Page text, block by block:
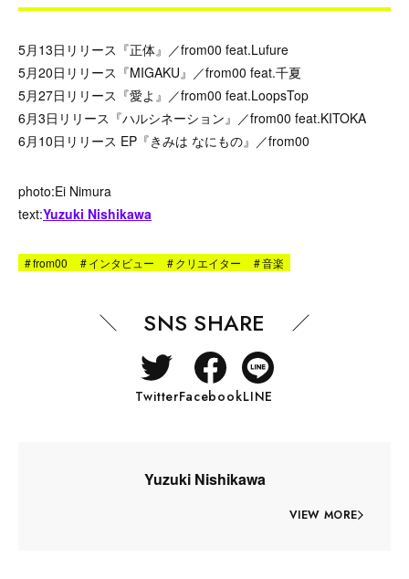
5月13日リリース『正体』／from00 feat.Lufure
5月20日リリース『MIGAKU』／from00 feat.千夏
5月27日リリース『愛よ』／from00 feat.LoopsTop
6月3日リリース『ハルシネーション』／from00 feat.KITOKA
6月10日リリース EP『きみは なにもの』／from00
photo:Ei Nimura
text:Yuzuki Nishikawa
#from00 #インタビュー #クリエイター #音楽
SNS SHARE
TwitterFacebookLINE
Yuzuki Nishikawa
VIEW MORE